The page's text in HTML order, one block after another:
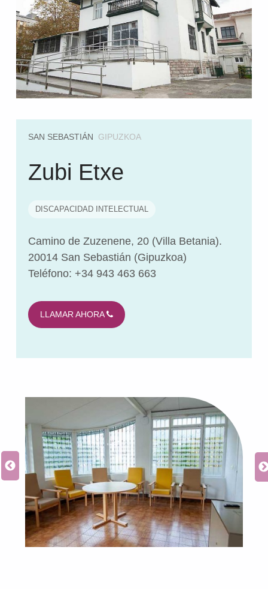
SAN SEBASTIÁN GIPUZKOA
Zubi Etxe
DISCAPACIDAD INTELECTUAL
Camino de Zuzenene, 20 (Villa Betania).
20014 San Sebastián (Gipuzkoa)
Teléfono: +34 943 463 663
LLAMAR AHORA